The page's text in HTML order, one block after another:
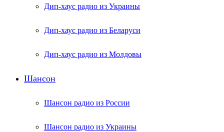
Дип-хаус радио из Украины
Дип-хаус радио из Беларуси
Дип-хаус радио из Молдовы
Шансон
Шансон радио из России
Шансон радио из Украины